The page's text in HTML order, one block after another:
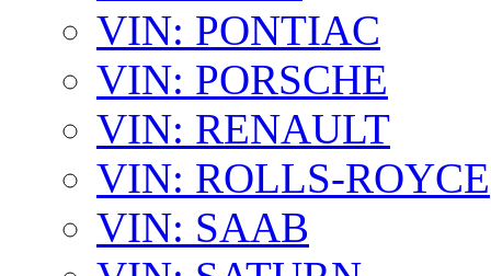
VIN: PONTIAC
VIN: PORSCHE
VIN: RENAULT
VIN: ROLLS-ROYCE
VIN: SAAB